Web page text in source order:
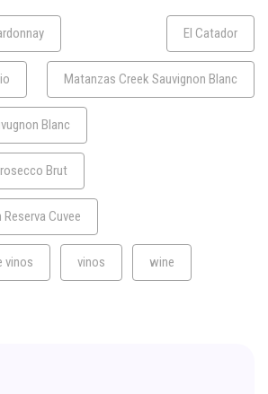
El Catador
Matanzas Creek Sauvignon Blanc
Blanc
Brut
Cuvee
vinos vinos wine